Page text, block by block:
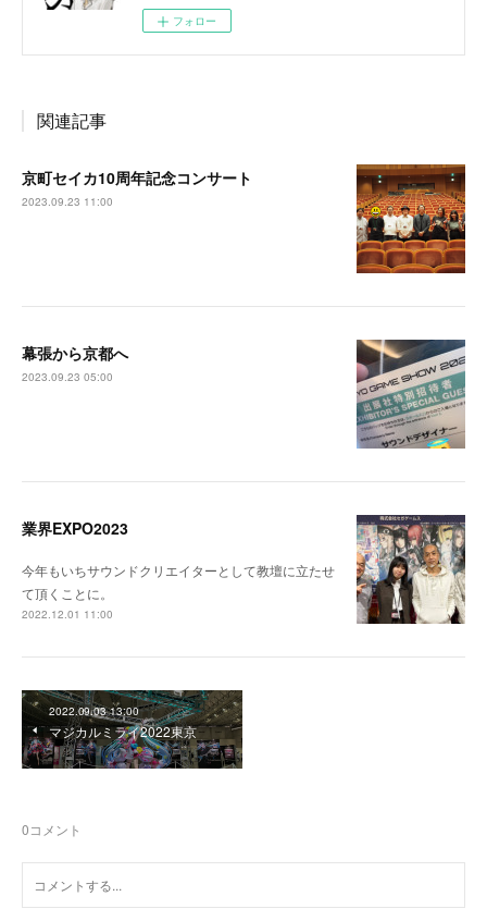
フォロー
関連記事
京町セイカ10周年記念コンサート
2023.09.23 11:00
幕張から京都へ
2023.09.23 05:00
業界EXPO2023
今年もいちサウンドクリエイターとして教壇に立たせ
て頂くことに。
2022.12.01 11:00
2022.09.03 13:00
マジカルミライ2022東京
0コメント